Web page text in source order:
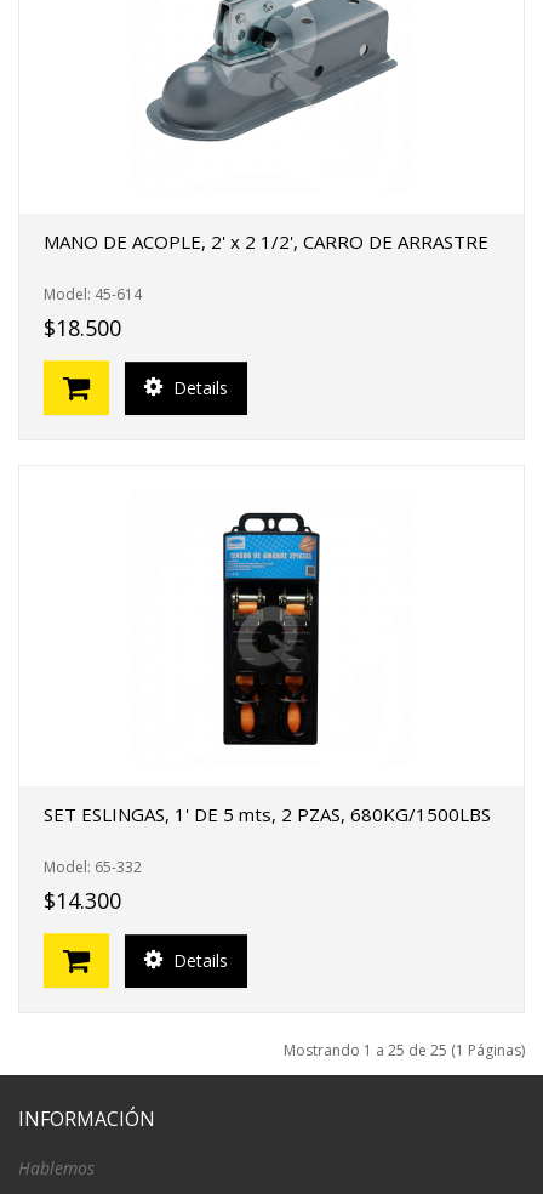
MANO DE ACOPLE, 2' x 2 1/2', CARRO DE ARRASTRE
Model: 45-614
$18.500
Details
SET ESLINGAS, 1' DE 5 mts, 2 PZAS, 680KG/1500LBS
Model: 65-332
$14.300
Details
Mostrando 1 a 25 de 25 (1 Páginas)
INFORMACIÓN
Hablemos